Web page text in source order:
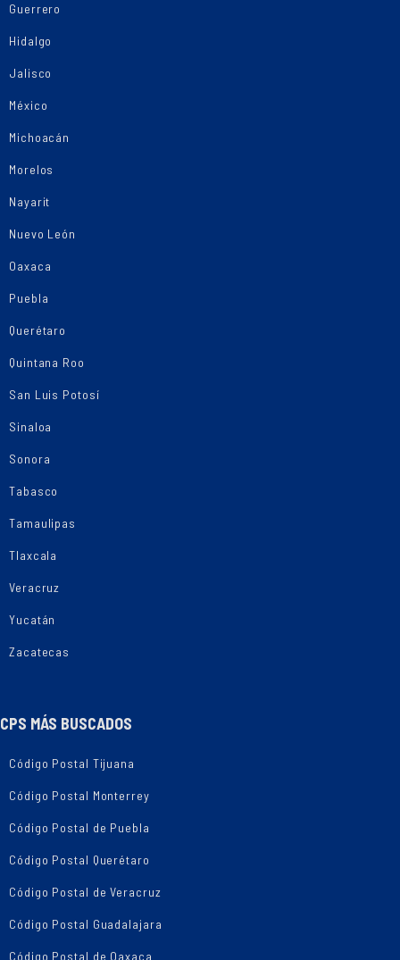
Guerrero
Hidalgo
Jalisco
México
Michoacán
Morelos
Nayarit
Nuevo León
Oaxaca
Puebla
Querétaro
Quintana Roo
San Luis Potosí
Sinaloa
Sonora
Tabasco
Tamaulipas
Tlaxcala
Veracruz
Yucatán
Zacatecas
CPS MÁS BUSCADOS
Código Postal Tijuana
Código Postal Monterrey
Código Postal de Puebla
Código Postal Querétaro
Código Postal de Veracruz
Código Postal Guadalajara
Código Postal de Oaxaca